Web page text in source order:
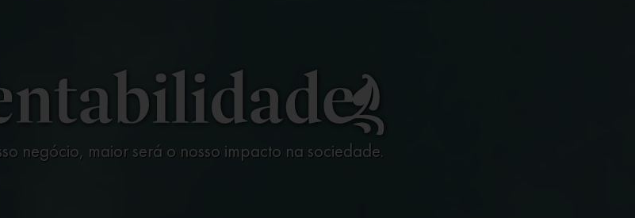
negócio, maior será o nosso impacto na sociedade.